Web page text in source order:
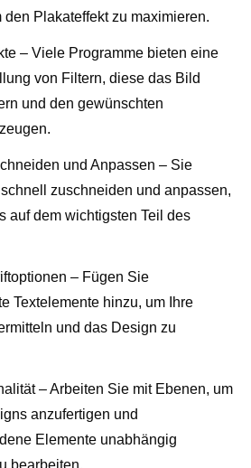
den Plakateffekt zu maximieren.
– Viele Programme bieten eine
von Filtern, diese das Bild
und den gewünschten
und Anpassen – Sie
zuschneiden und anpassen,
auf dem wichtigsten Teil des
– Fügen Sie
Textelemente hinzu, um Ihre
und das Design zu
– Arbeiten Sie mit Ebenen, um
anzufertigen und
Elemente unabhängig
bearbeiten.